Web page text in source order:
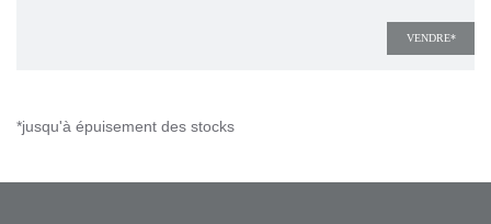
VENDRE*
*jusqu'à épuisement des stocks